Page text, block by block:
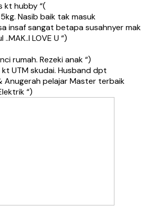
kt hubby “(
Nasib baik tak masuk
insaf sangat betapa susahnyer mak
LOVE U “)
rumah. Rezeki anak “)
UTM skudai. Husband dpt
Anugerah pelajar Master terbaik
“)